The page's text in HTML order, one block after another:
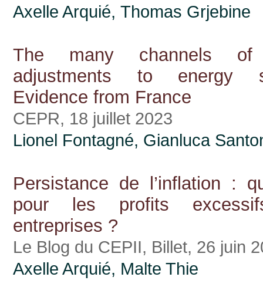
Axelle Arquié, Thomas Grjebine
The many channels of
adjustments to energy
Evidence from France
CEPR, 18 juillet 2023
Lionel Fontagné, Gianluca
Persistance de l’inflation :
pour les profits
entreprises ?
Le Blog du CEPII, Billet, 26 juin
Axelle Arquié, Malte Thie